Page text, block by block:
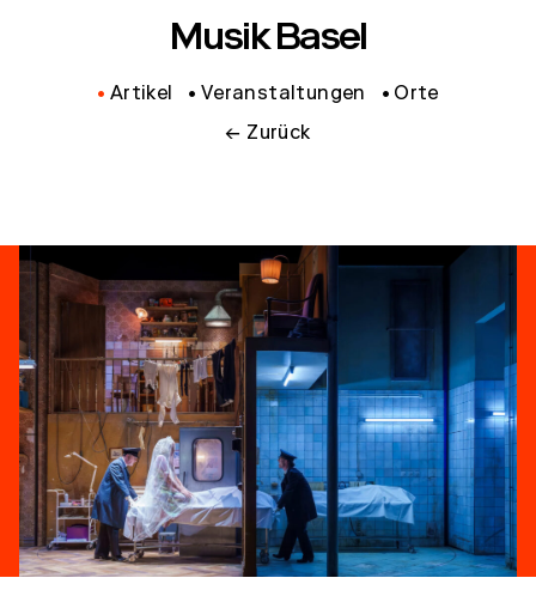
Musik Basel
Artikel Veranstaltungen Orte
← Zurück